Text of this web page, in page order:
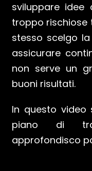
sviluppare
troppo rischiose
stesso scelgo
assicurare
non serve un
buoni risultati.
In questo video
piano di
approfondisco